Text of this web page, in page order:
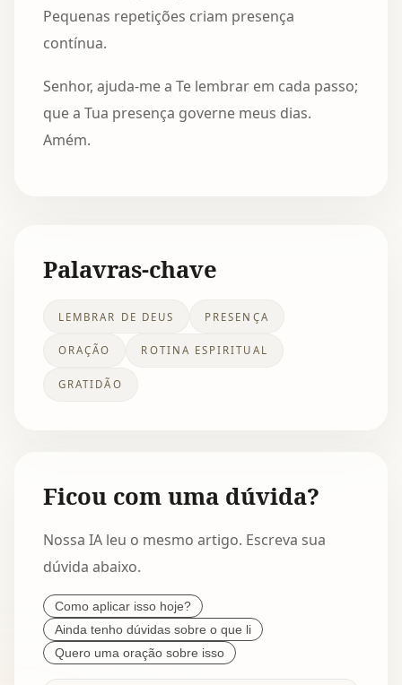
Pequenas repetições criam presença
contínua.
Senhor, ajuda-me a Te lembrar em cada passo;
que a Tua presença governе meus dias.
Amém.
Palavras-chave
LEMBRAR DE DEUS PRESENÇA
ORAÇÃO ROTINA ESPIRITUAL
GRATIDÃO
Ficou com uma dúvida?
Nossa IA leu o mesmo artigo. Escreva sua
dúvida abaixo.
Como aplicar isso hoje?
Ainda tenho dúvidas sobre o que li
Quero uma oração sobre isso